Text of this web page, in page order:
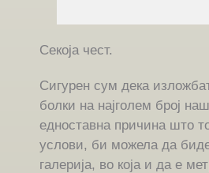
Секоја чест.
Сигурен сум дека
болки на најголем број
едноставна причина што
услови, би можела да
галерија, во која и да е